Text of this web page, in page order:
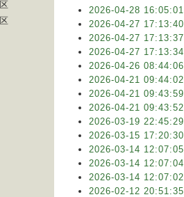
2026-04-28 16:05:01
2026-04-27 17:13:40
2026-04-27 17:13:37
2026-04-27 17:13:34
2026-04-26 08:44:06
2026-04-21 09:44:02
2026-04-21 09:43:59
2026-04-21 09:43:52
2026-03-19 22:45:29
2026-03-15 17:20:30
2026-03-14 12:07:05
2026-03-14 12:07:04
2026-03-14 12:07:02
2026-02-12 20:51:35